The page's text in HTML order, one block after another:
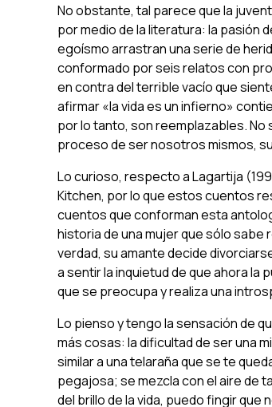
No obstante, tal parece que la
por medio de la literatura: la pasión
egoísmo arrastran una serie de
conformado por seis relatos con
en contra del terrible vacío que
afirmar «la vida es un infierno»
por lo tanto, son reemplazables. No
proceso de ser nosotros mismos,
Lo curioso, respecto aLagartija
Kitchen, por lo que estos cuentos
cuentos que conforman esta
historia de una mujer que sólo
verdad, su amante decide
a sentir la inquietud de que ahora la
que se preocupa y realiza una
Lo pienso y tengo la sensación de
más cosas: la dificultad de ser una
similar a una telaraña que se te
pegajosa; se mezcla con el aire de
del brillo de la vida, puedo fingir